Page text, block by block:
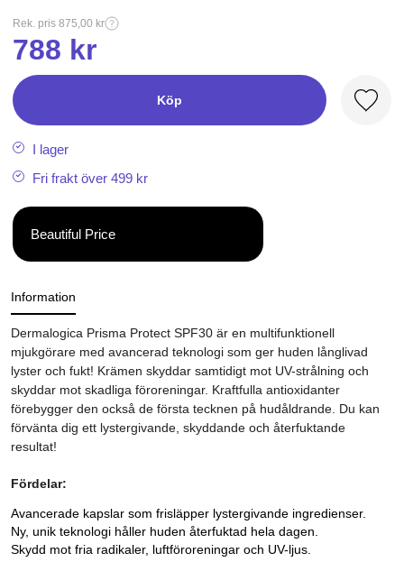
Rek. pris 875,00 kr
788 kr
Köp
I lager
Fri frakt över 499 kr
Beautiful Price
Information
Dermalogica Prisma Protect SPF30 är en multifunktionell
mjukgörare med avancerad teknologi som ger huden långlivad
lyster och fukt! Krämen skyddar samtidigt mot UV-strålning och
skyddar mot skadliga föroreningar. Kraftfulla antioxidanter
förebygger den också de första tecknen på hudåldrande. Du kan
förvänta dig ett lystergivande, skyddande och återfuktande
resultat!
Fördelar:
Avancerade kapslar som frisläpper lystergivande ingredienser.
Ny, unik teknologi håller huden återfuktad hela dagen.
Skydd mot fria radikaler, luftföroreningar och UV-ljus.